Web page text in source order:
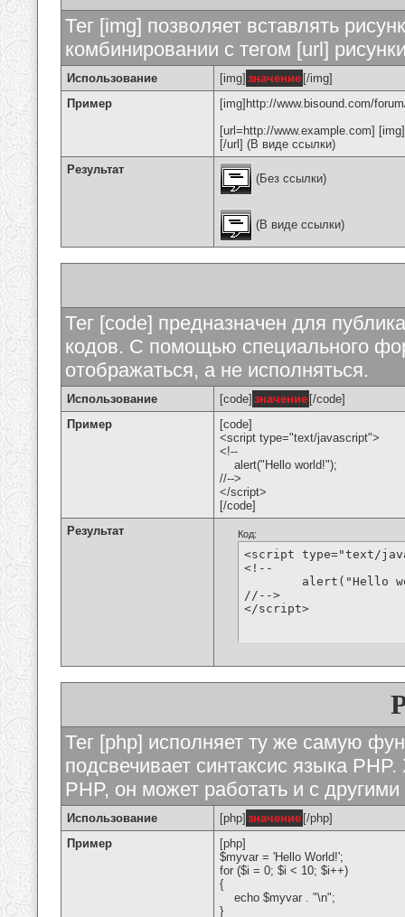
Тег [img] позволяет вставлять
комбинировании с тегом [url]
Использование [img] значение [/img]
Пример
[img]http://www.bisound.com/
[url=http://www.example.com]
[/url] (В виде ссылки)
Результат
(Без ссылки)
(В виде ссылки)
Тег [code] предназначен для
кодов. С помощью специального
отображаться, а не исполняться.
Использование [code] значение [/code]
Пример
[code]
<script type="text/javascript">
<!--
alert("Hello world!");
//-->
</script>
[/code]
Результат
Код:
<script type="text/
<!--
//-->
</script>
Тег [php] исполняет ту же самую
подсвечивает синтаксис языка
PHP, он может работать и с
Использование [php] значение [/php]
Пример
[php]
$myvar = 'Hello World!';
for ($i = 0; $i < 10; $i++)
{
echo $myvar . "\n";
}